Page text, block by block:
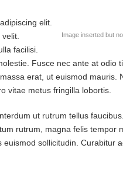
Image inserted but
elit.
facilisi.
Fusce nec ante at odio
erat, ut euismod mauris.
vitae metus fringilla lobortis.
ut rutrum tellus
rutrum, magna felis tempor
euismod sollicitudin. Curabitur